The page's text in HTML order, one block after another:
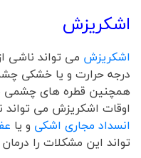
اشکریزش
اشکریزش می تواند ناشی
درجه حرارت و یا خشکی
همچنین قطره های چشمی
اوقات اشکریزش می
انسداد مجاری اشکی و یا
تواند این مشکلات را